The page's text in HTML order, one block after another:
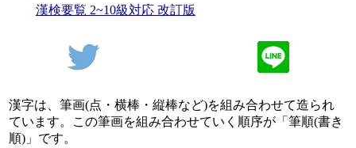
漢検要覧 2~10級対応 改訂版
漢字は、筆画(点・横棒・縦棒など)を組み合わせて造られ
ています。この筆画を組み合わせていく順序が「筆順(書き
順)」です。